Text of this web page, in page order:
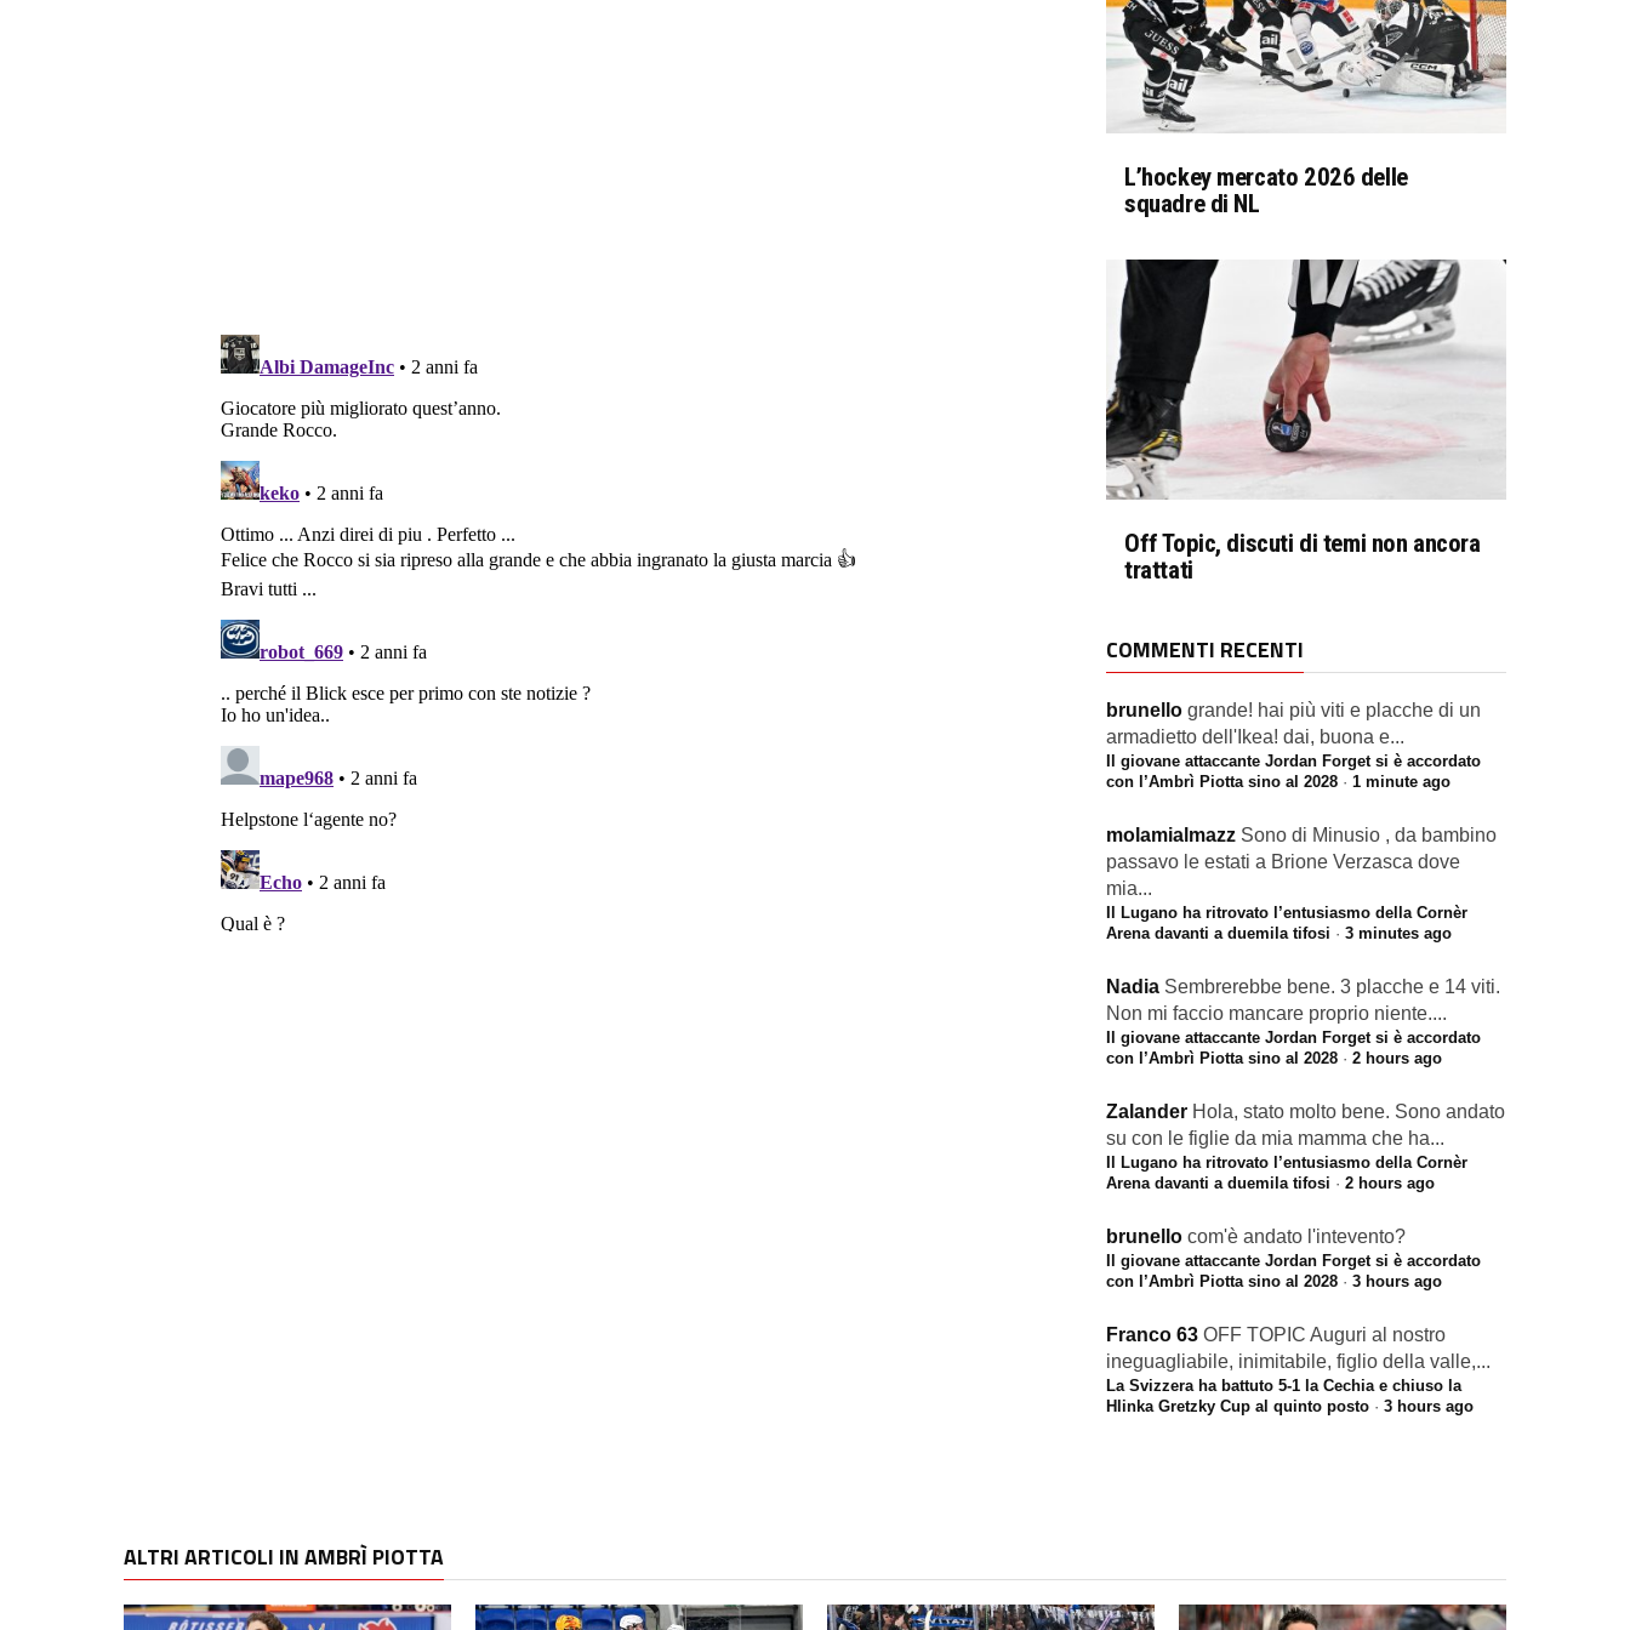
L’hockey mercato 2026 delle
squadre di NL
Off Topic, discuti di temi non ancora
trattati
COMMENTI RECENTI
brunello grande! hai più viti e placche di un
armadietto dell'Ikea! dai, buona e...
Il giovane attaccante Jordan Forget si è accordato
con l’Ambrì Piotta sino al 2028 · 1 minute ago
molamialmazz Sono di Minusio , da bambino
passavo le estati a Brione Verzasca dove
mia...
Il Lugano ha ritrovato l’entusiasmo della Cornèr
Arena davanti a duemila tifosi · 3 minutes ago
Nadia Sembrerebbe bene. 3 placche e 14 viti.
Non mi faccio mancare proprio niente....
Il giovane attaccante Jordan Forget si è accordato
con l’Ambrì Piotta sino al 2028 · 2 hours ago
Zalander Hola, stato molto bene. Sono andato
su con le figlie da mia mamma che ha...
Il Lugano ha ritrovato l’entusiasmo della Cornèr
Arena davanti a duemila tifosi · 2 hours ago
brunello com'è andato l'intevento?
Il giovane attaccante Jordan Forget si è accordato
con l’Ambrì Piotta sino al 2028 · 3 hours ago
Franco 63 OFF TOPIC Auguri al nostro
ineguagliabile, inimitabile, figlio della valle,...
La Svizzera ha battuto 5-1 la Cechia e chiuso la
Hlinka Gretzky Cup al quinto posto · 3 hours ago
ALTRI ARTICOLI IN AMBRÌ PIOTTA